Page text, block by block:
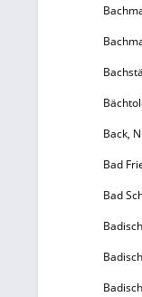
Back,
Bad
Bad